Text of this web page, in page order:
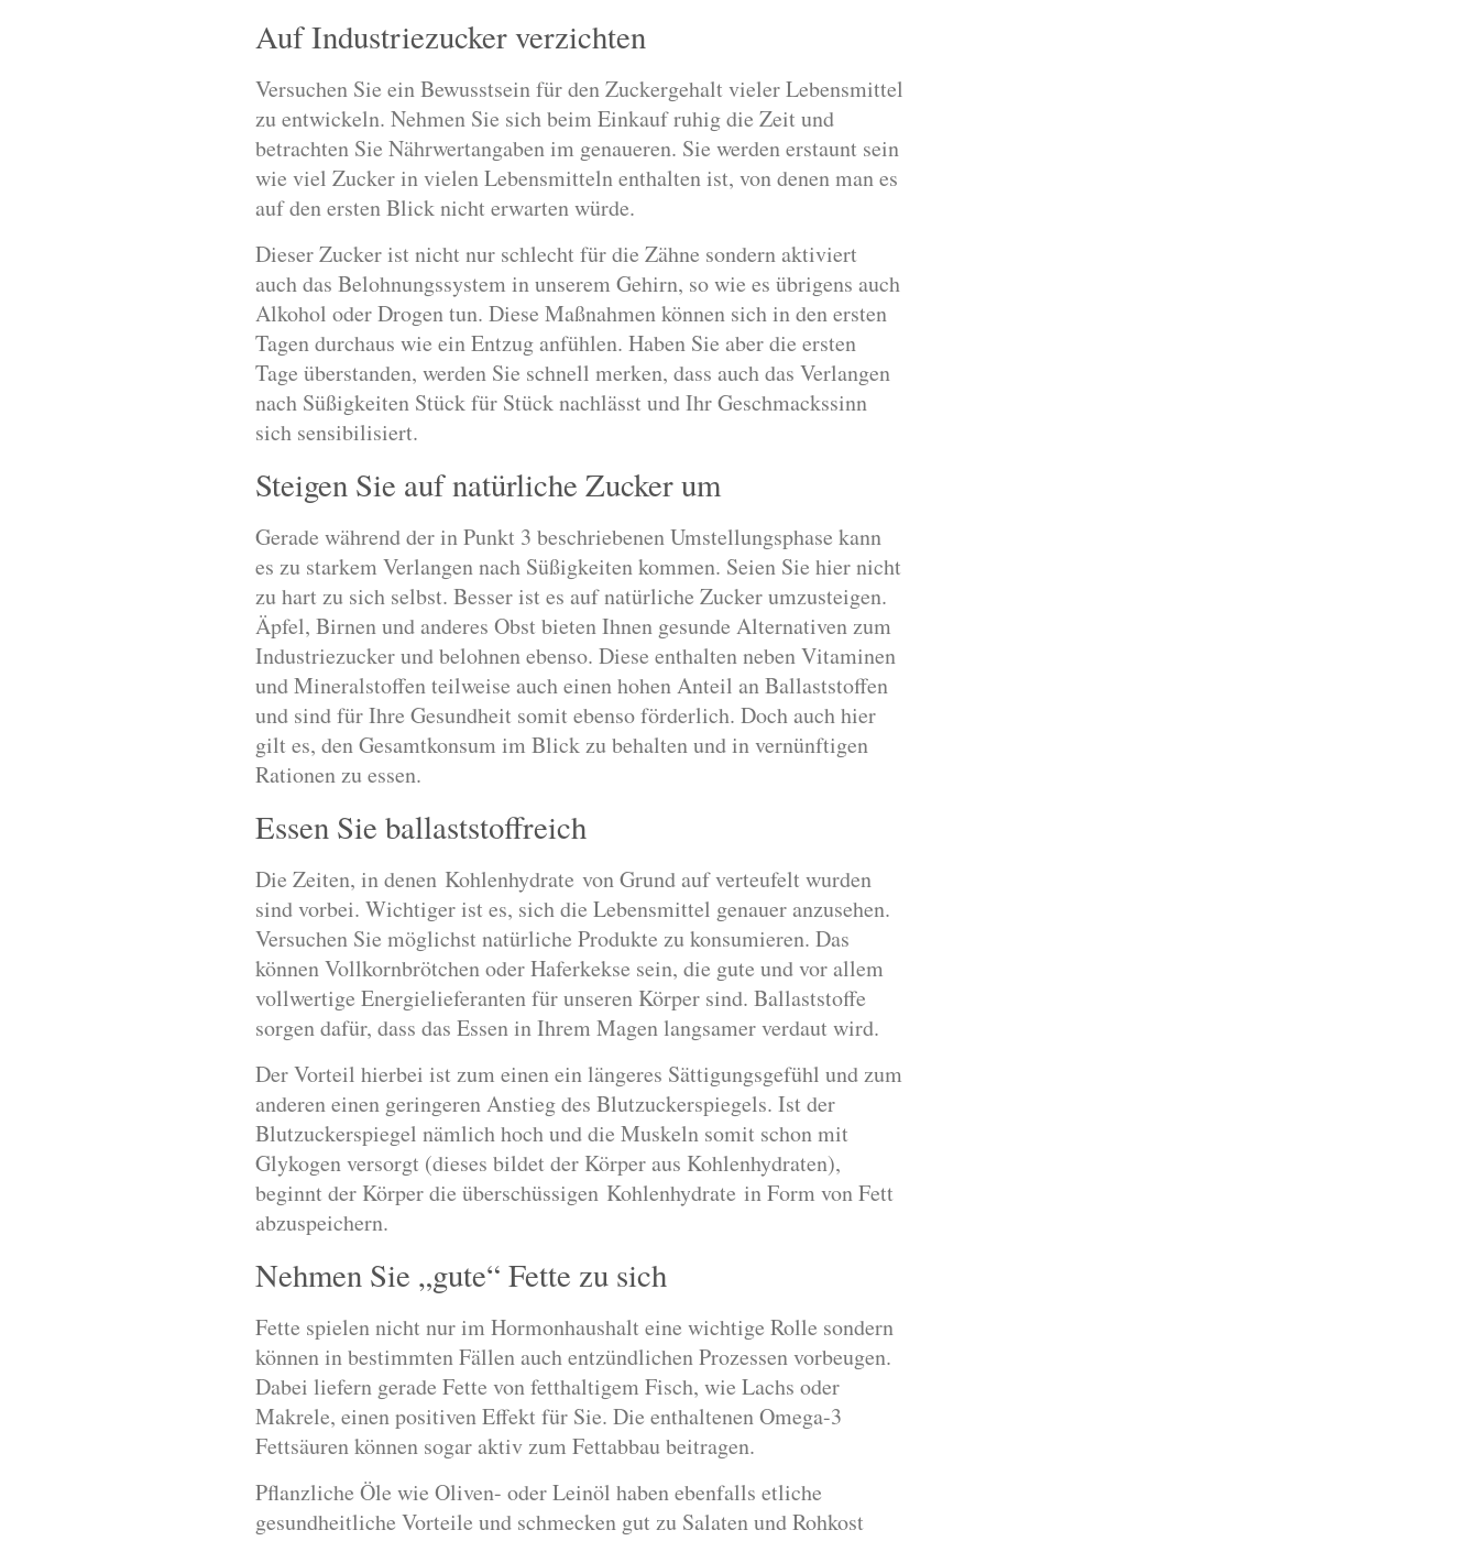
Auf Industriezucker verzichten
Versuchen Sie ein Bewusstsein für den Zuckergehalt vieler Lebensmittel
zu entwickeln. Nehmen Sie sich beim Einkauf ruhig die Zeit und
betrachten Sie Nährwertangaben im genaueren. Sie werden erstaunt sein
wie viel Zucker in vielen Lebensmitteln enthalten ist, von denen man es
auf den ersten Blick nicht erwarten würde.
Dieser Zucker ist nicht nur schlecht für die Zähne sondern aktiviert
auch das Belohnungssystem in unserem Gehirn, so wie es übrigens auch
Alkohol oder Drogen tun. Diese Maßnahmen können sich in den ersten
Tagen durchaus wie ein Entzug anfühlen. Haben Sie aber die ersten
Tage überstanden, werden Sie schnell merken, dass auch das Verlangen
nach Süßigkeiten Stück für Stück nachlässt und Ihr Geschmackssinn
sich sensibilisiert.
Steigen Sie auf natürliche Zucker um
Gerade während der in Punkt 3 beschriebenen Umstellungsphase kann
es zu starkem Verlangen nach Süßigkeiten kommen. Seien Sie hier nicht
zu hart zu sich selbst. Besser ist es auf natürliche Zucker umzusteigen.
Äpfel, Birnen und anderes Obst bieten Ihnen gesunde Alternativen zum
Industriezucker und belohnen ebenso. Diese enthalten neben Vitaminen
und Mineralstoffen teilweise auch einen hohen Anteil an Ballaststoffen
und sind für Ihre Gesundheit somit ebenso förderlich. Doch auch hier
gilt es, den Gesamtkonsum im Blick zu behalten und in vernünftigen
Rationen zu essen.
Essen Sie ballaststoffreich
Die Zeiten, in denen Kohlenhydrate von Grund auf verteufelt wurden
sind vorbei. Wichtiger ist es, sich die Lebensmittel genauer anzusehen.
Versuchen Sie möglichst natürliche Produkte zu konsumieren. Das
können Vollkornbrötchen oder Haferkekse sein, die gute und vor allem
vollwertige Energielieferanten für unseren Körper sind. Ballaststoffe
sorgen dafür, dass das Essen in Ihrem Magen langsamer verdaut wird.
Der Vorteil hierbei ist zum einen ein längeres Sättigungsgefühl und zum
anderen einen geringeren Anstieg des Blutzuckerspiegels. Ist der
Blutzuckerspiegel nämlich hoch und die Muskeln somit schon mit
Glykogen versorgt (dieses bildet der Körper aus Kohlenhydraten),
beginnt der Körper die überschüssigen Kohlenhydrate in Form von Fett
abzuspeichern.
Nehmen Sie „gute“ Fette zu sich
Fette spielen nicht nur im Hormonhaushalt eine wichtige Rolle sondern
können in bestimmten Fällen auch entzündlichen Prozessen vorbeugen.
Dabei liefern gerade Fette von fetthaltigem Fisch, wie Lachs oder
Makrele, einen positiven Effekt für Sie. Die enthaltenen Omega-3
Fettsäuren können sogar aktiv zum Fettabbau beitragen.
Pflanzliche Öle wie Oliven- oder Leinöl haben ebenfalls etliche
gesundheitliche Vorteile und schmecken gut zu Salaten und Rohkost